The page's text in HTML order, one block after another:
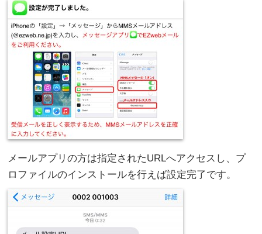
メールアプリの方は指定されたURLへアクセスし、プ
ロファイルのインストールを行えば設定完了です。